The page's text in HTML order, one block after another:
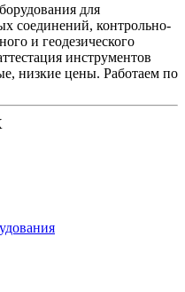
для
соединений, контрольно-
и геодезического
инструментов
низкие цены. Работаем по